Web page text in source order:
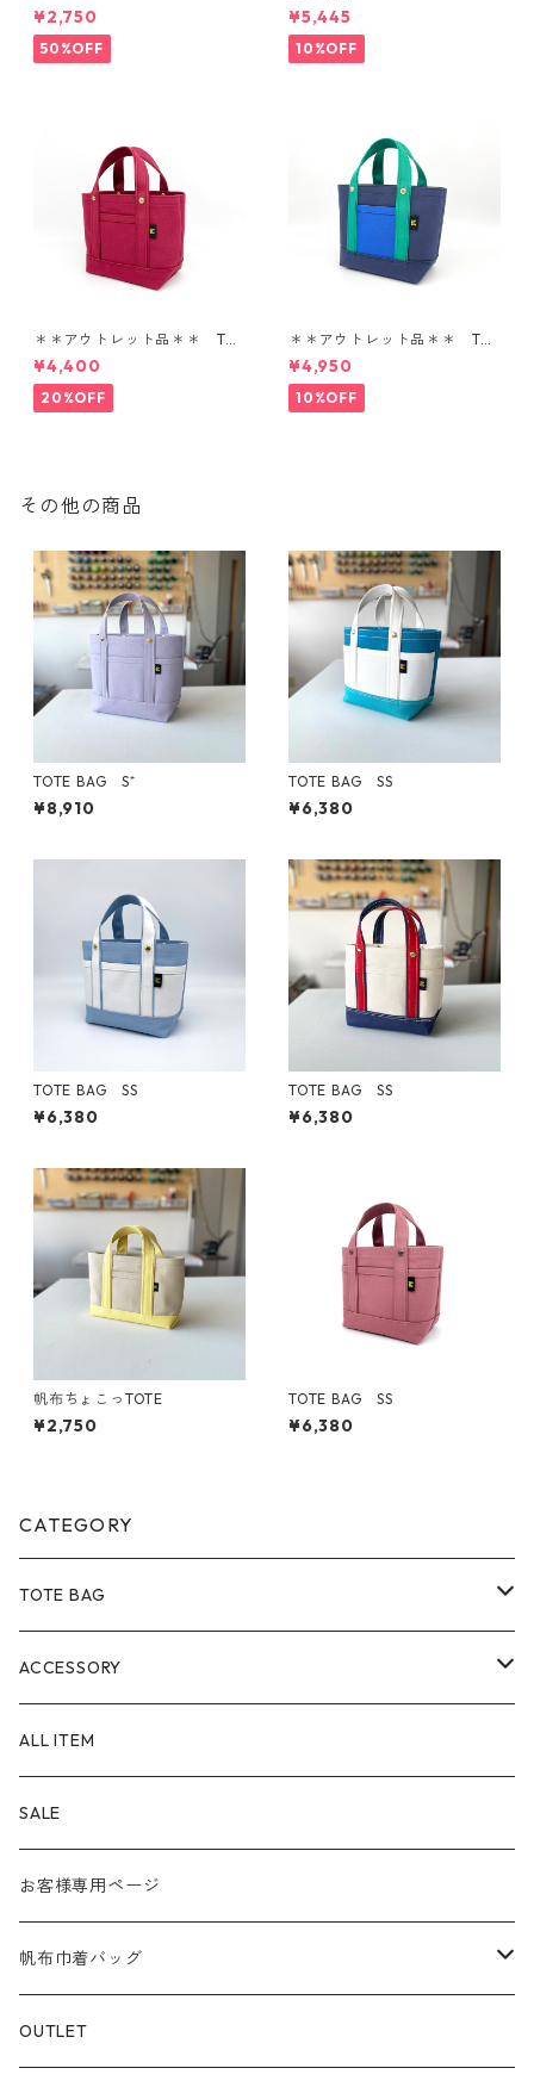
¥2,750
50%OFF
¥5,445
10%OFF
＊＊アウトレット品＊＊ TOT
E BAG SS
¥4,400
20%OFF
＊＊アウトレット品＊＊ TOT
E BAG SS
¥4,950
10%OFF
その他の商品
TOTE BAG S⁺
¥8,910
TOTE BAG SS
¥6,380
TOTE BAG SS
¥6,380
TOTE BAG SS
¥6,380
帆布ちょこっTOTE
¥2,750
TOTE BAG SS
¥6,380
CATEGORY
TOTE BAG
Size
SS
S
Material
８号帆布
パラフィン帆布
Color
白系
赤系
ACCESSORY
POUCH
PEN CASE
KEY CHAIN
スマホショルダー
サコッシュ
ALL ITEM
SALE
お客様専用ページ
帆布巾着バッグ
Material
OUTLET